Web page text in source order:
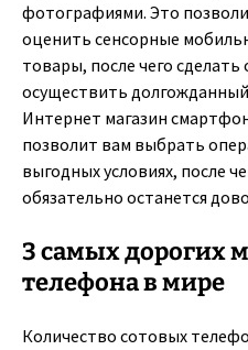
фотографиями. Это
оценить сенсорные
товары, после чего
осуществить долгожданный
Интернет магазин
позволит вам выбрать
выгодных условиях, после
обязательно останется
3 самых дорогих
телефона в мире
Количество сотовых